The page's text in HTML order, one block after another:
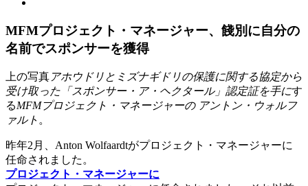
Image
MFMプロジェクト・マネージャー、餞別に自分の
名前でスポンサーを獲得
上の写真 アホウドリとミズナギドリの保護に関する協定から
受け取った「スポンサー・ア・ヘクタール」認定証を手にす
るMFMプロジェクト・マネージャーの アントン・ウォルフ
ァルト 。
昨年2月、Anton Wolfaardtがプロジェクト・マネージャーに
任命されました。
プロジェクト・マネージャーに